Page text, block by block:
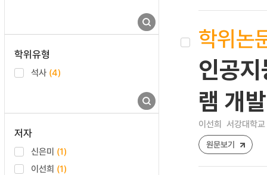
학위유형
석사 (4)
저자
신은미 (1)
이선희 (1)
학위논
인공
램 개
이선희 서강대학
원문보기